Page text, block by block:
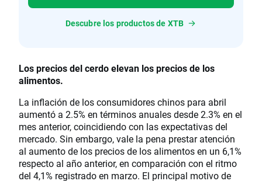
Descubre los productos de XTB
Los precios del cerdo elevan los precios de los
alimentos.
La inflación de los consumidores chinos para abril
aumentó a 2.5% en términos anuales desde 2.3% en el
mes anterior, coincidiendo con las expectativas del
mercado. Sin embargo, vale la pena prestar atención
al aumento de los precios de los alimentos en un 6,1%
respecto al año anterior, en comparación con el ritmo
del 4,1% registrado en marzo. El principal motivo de